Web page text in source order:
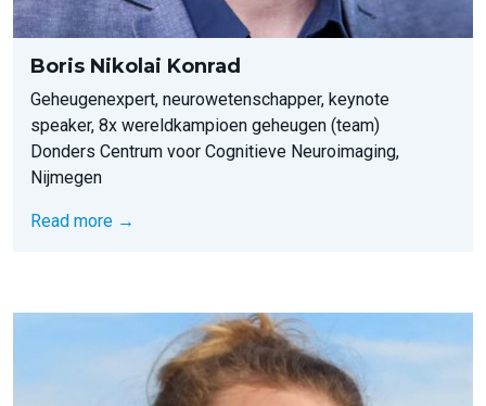
Boris Nikolai Konrad
Geheugenexpert, neurowetenschapper, keynote
speaker, 8x wereldkampioen geheugen (team)
Donders Centrum voor Cognitieve Neuroimaging,
Nijmegen
Read more →